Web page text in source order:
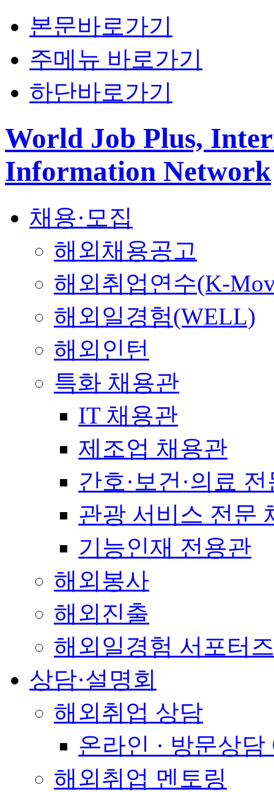
본문바로가기
주메뉴 바로가기
하단바로가기
World Job Plus,
Information Network
채용·모집
해외채용공고
해외취업연수(K-
해외일경험(WELL)
해외인턴
특화 채용관
IT 채용관
제조업 채용관
간호·보건·의료
관광 서비스 전문
기능인재 전용관
해외봉사
해외진출
해외일경험 서포터
상담·설명회
해외취업 상담
온라인 · 방문상담
해외취업 멘토링